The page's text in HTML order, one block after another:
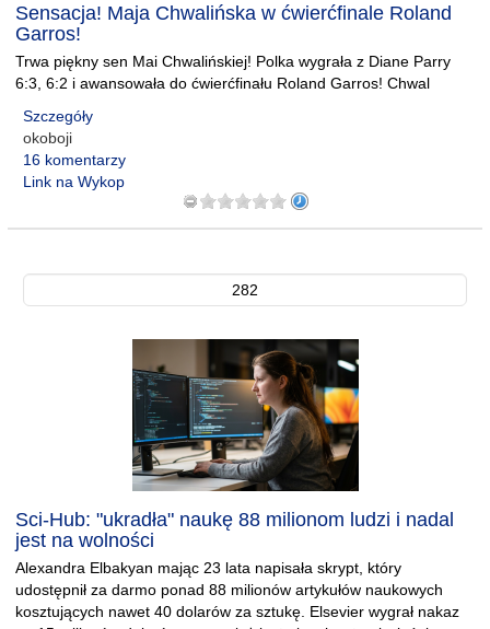
Sensacja! Maja Chwalińska w ćwierćfinale Roland
Garros!
Trwa piękny sen Mai Chwalińskiej! Polka wygrała z Diane Parry
6:3, 6:2 i awansowała do ćwierćfinału Roland Garros! Chwal
Szczegóły
okoboji
16 komentarzy
Link na Wykop
282
Sci-Hub: "ukradła" naukę 88 milionom ludzi i nadal
jest na wolności
Alexandra Elbakyan mając 23 lata napisała skrypt, który
udostępnił za darmo ponad 88 milionów artykułów naukowych
kosztujących nawet 40 dolarów za sztukę. Elsevier wygrał nakaz